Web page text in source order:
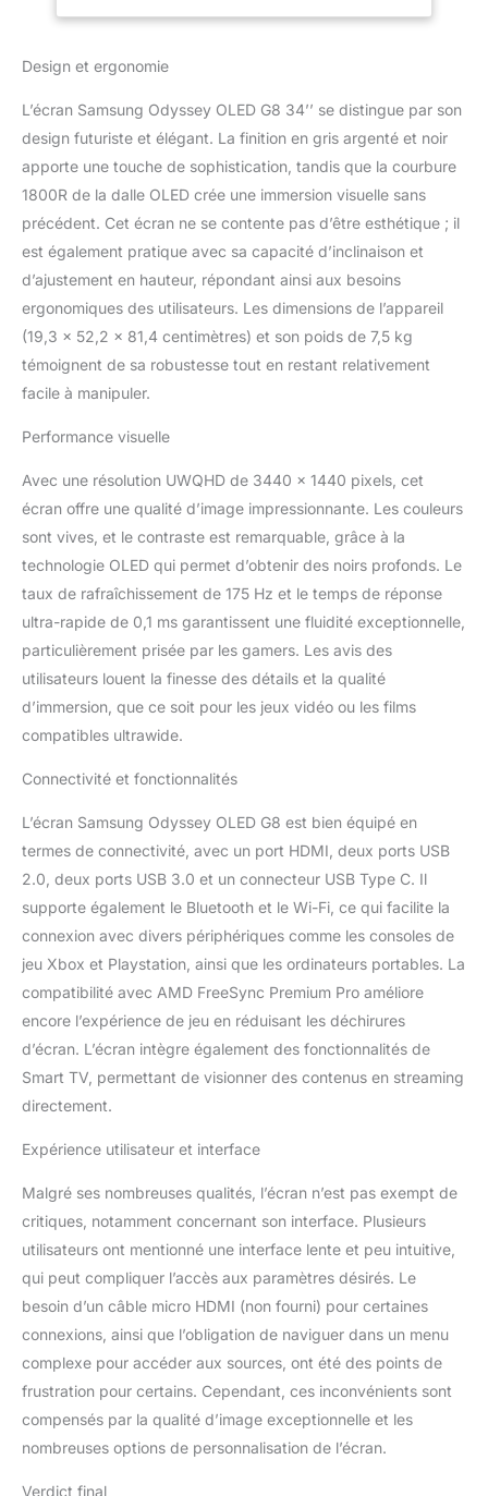
175Hz Technologies
AMD FreeSync Premium
pour la stabilité et la
fluidité des scènes
vos jeux Une station de
jeu sophistiqué au
design épuré et coloré
avec Coresync et Core
Lightning et un pied
ergonomique réglable
pour votre confort
LS34BG850SUXEN
Design et ergonomie
L’écran Samsung Odyssey OLED G8 34’’ se distingue par son
design futuriste et élégant. La finition en gris argenté et noir
apporte une touche de sophistication, tandis que la courbure
1800R de la dalle OLED crée une immersion visuelle sans
précédent. Cet écran ne se contente pas d’être esthétique ; il
est également pratique avec sa capacité d’inclinaison et
d’ajustement en hauteur, répondant ainsi aux besoins
ergonomiques des utilisateurs. Les dimensions de l’appareil
(19,3 x 52,2 x 81,4 centimètres) et son poids de 7,5 kg
témoignent de sa robustesse tout en restant relativement
facile à manipuler.
Performance visuelle
Avec une résolution UWQHD de 3440 x 1440 pixels, cet
écran offre une qualité d’image impressionnante. Les couleurs
sont vives, et le contraste est remarquable, grâce à la
technologie OLED qui permet d’obtenir des noirs profonds. Le
taux de rafraîchissement de 175 Hz et le temps de réponse
ultra-rapide de 0,1 ms garantissent une fluidité exceptionnelle,
particulièrement prisée par les gamers. Les avis des
utilisateurs louent la finesse des détails et la qualité
d’immersion, que ce soit pour les jeux vidéo ou les films
compatibles ultrawide.
Connectivité et fonctionnalités
L’écran Samsung Odyssey OLED G8 est bien équipé en
termes de connectivité, avec un port HDMI, deux ports USB
2.0, deux ports USB 3.0 et un connecteur USB Type C. Il
supporte également le Bluetooth et le Wi-Fi, ce qui facilite la
connexion avec divers périphériques comme les consoles de
jeu Xbox et Playstation, ainsi que les ordinateurs portables. La
compatibilité avec AMD FreeSync Premium Pro améliore
encore l’expérience de jeu en réduisant les déchirures
d’écran. L’écran intègre également des fonctionnalités de
Smart TV, permettant de visionner des contenus en streaming
directement.
Expérience utilisateur et interface
Malgré ses nombreuses qualités, l’écran n’est pas exempt de
critiques, notamment concernant son interface. Plusieurs
utilisateurs ont mentionné une interface lente et peu intuitive,
qui peut compliquer l’accès aux paramètres désirés. Le
besoin d’un câble micro HDMI (non fourni) pour certaines
connexions, ainsi que l’obligation de naviguer dans un menu
complexe pour accéder aux sources, ont été des points de
frustration pour certains. Cependant, ces inconvénients sont
compensés par la qualité d’image exceptionnelle et les
nombreuses options de personnalisation de l’écran.
Verdict final